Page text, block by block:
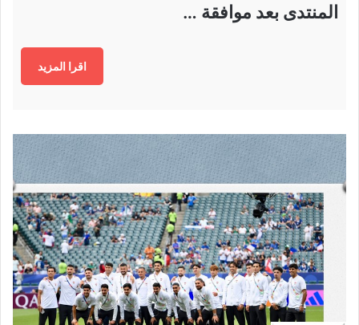
المنتدى بعد موافقة …
اقرا المزيد